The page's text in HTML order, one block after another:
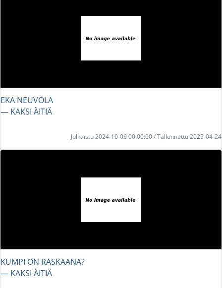
EKA NEUVOLA
― KAKSI ÄITIÄ
Julkaistu 2024-10-06 00:00:00 / Tallennettu 2025-04-24
KUMPI ON RASKAANA?
― KAKSI ÄITIÄ